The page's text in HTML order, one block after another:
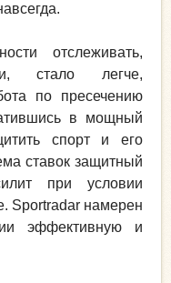
отслеживать,
стало легче,
по пресечению
в мощный
спорт и его
ставок защитный
при условии
Sportradar намерен
эффективную и